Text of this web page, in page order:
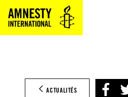
Aller
contenu
ACTUALITÉS